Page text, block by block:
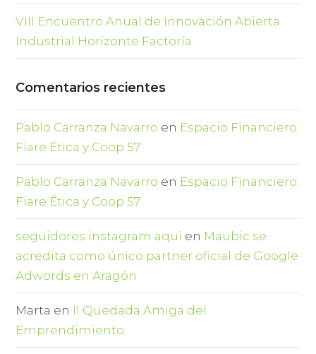
VIII Encuentro Anual de Innovación Abierta
Industrial Horizonte Factoría
Comentarios recientes
Pablo Carranza Navarro en Espacio Financiero:
Fiare Ética y Coop 57
Pablo Carranza Navarro en Espacio Financiero:
Fiare Ética y Coop 57
seguidores instagram aqui en Maubic se
acredita como único partner oficial de Google
Adwords en Aragón
Marta en II Quedada Amiga del
Emprendimiento